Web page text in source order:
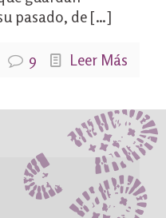
pasado, de […]
9 Leer Más